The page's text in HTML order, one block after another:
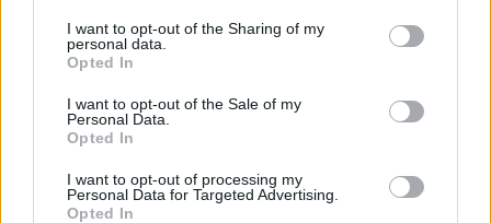
not limited to your visit or usage behaviour. You may click to
grant or deny consent to Google and its third-party tags to
use your data for below specified purposes in below Google
consent section.
I want to opt-out of the Sharing of my
personal data.
Opted In
I want to opt-out of the Sale of my
Personal Data.
Opted In
I want to opt-out of processing my
Personal Data for Targeted Advertising.
Opted In
nagyhatalmi döntésekből kiindulva tárgyalni, s ezeknek
döntő jelentőséget tulajdonítani? Valóban az antant-
döntések és amerikai állásfoglalások határozták meg a
közép-európai nemzeti forradalmak céljait, lehetőségeit,
vagy inkább azok a cseh, szlovák, román, szerb, horvát
értékelések járnak közelebb az igazsághoz, amelyek szerint a
Monarchia „elnyomott nemzeteinek” emancipációs,
REGISZTRÁCIÓ.
Szerző